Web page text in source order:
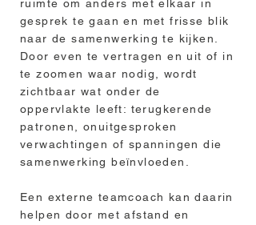
ruimte om anders met elkaar in
gesprek te gaan en met frisse blik
naar de samenwerking te kijken.
Door even te vertragen en uit of in
te zoomen waar nodig, wordt
zichtbaar wat onder de
oppervlakte leeft: terugkerende
patronen, onuitgesproken
verwachtingen of spanningen die
samenwerking beïnvloeden.
Een externe teamcoach kan daarin
helpen door met afstand en